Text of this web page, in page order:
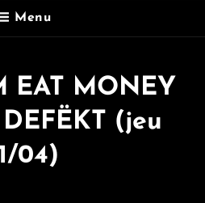
Menu
EAT MONEY
(jeu
04)